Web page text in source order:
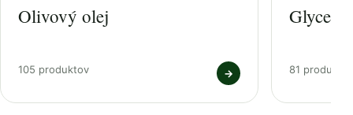
Olivový olej
105 produktov →
Glycerín
81 produktov